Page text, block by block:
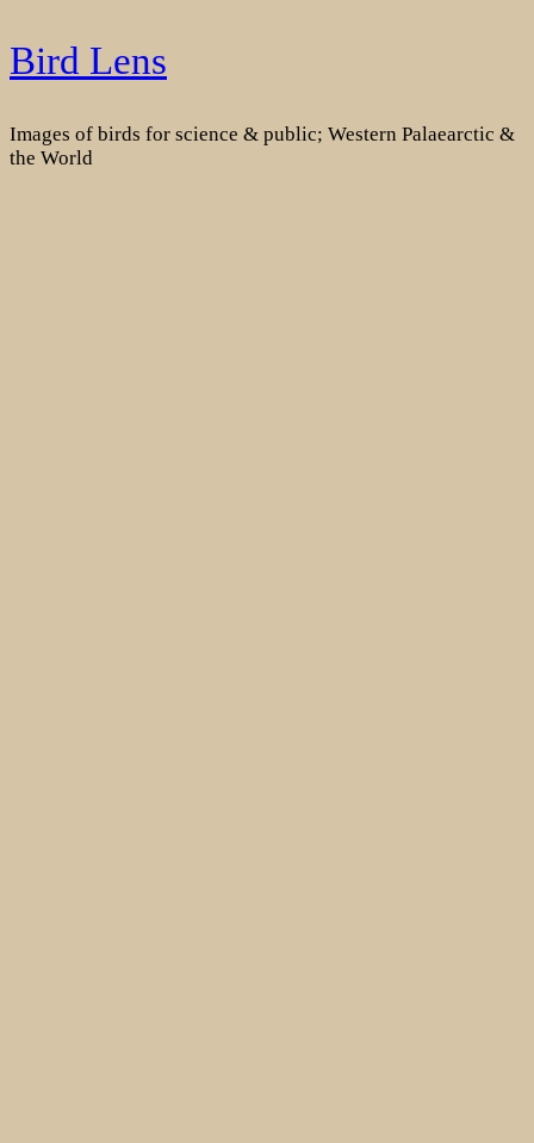
Skip
to
Bird Lens
Images of birds for science & public; Western Palaearctic &
the World